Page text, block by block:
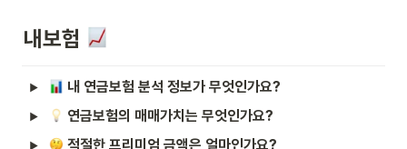
내보험
내 연금보험 분석 정보가 무엇인가요?
연금보험의 매매가치는 무엇인가요?
적절한 프리미엄 금액은 얼마인가요?